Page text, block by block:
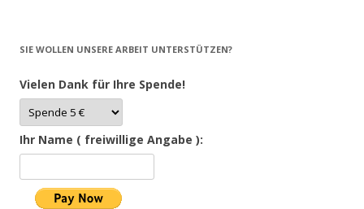
SIE WOLLEN UNSERE ARBEIT UNTERSTÜTZEN?
Vielen Dank für Ihre Spende!
Ihr Name ( freiwillige Angabe ):